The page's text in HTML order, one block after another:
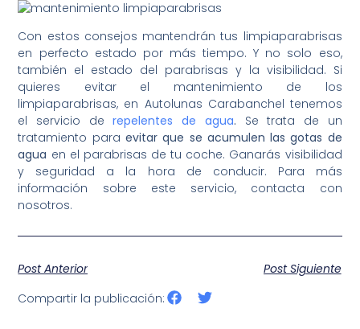
Con estos consejos mantendrán tus limpiaparabrisas
en perfecto estado por más tiempo. Y no solo eso,
también el estado del parabrisas y la visibilidad. Si
quieres evitar el mantenimiento de los
limpiaparabrisas, en Autolunas Carabanchel tenemos
el servicio derepelentes de agua. Se trata de un
tratamiento para evitar que se acumulen las gotas de
agua en el parabrisas de tu coche. Ganarás visibilidad
y seguridad a la hora de conducir. Para más
información sobre este servicio, contacta con
nosotros.
Post Anterior
Post Siguiente
Compartir la publicación: